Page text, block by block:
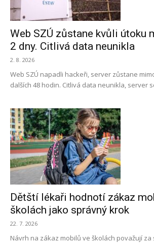
Web SZÚ zůstane kvůli útoku
2 dny. Citlivá data neunikla
2. 8. 2026
Web SZÚ napadli hackeři, server zůstane
dalších 48 hodin. Citlivá data neunikla, server
Dětští lékaři hodnotí zákaz
školách jako správný krok
22. 7. 2026
Návrh na zákaz mobilů ve školách považují